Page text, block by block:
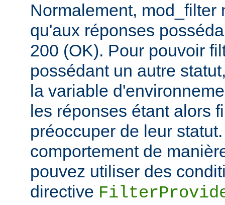
Normalement, mod_filter
qu'aux réponses
200 (OK). Pour pouvoir
possédant un autre
la variable
les réponses étant alors
préoccuper de leur
comportement de
pouvez utiliser des
directive